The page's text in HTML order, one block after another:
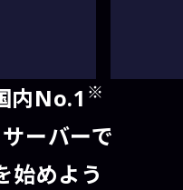
内No.1 ※
ーバーで
始めよう